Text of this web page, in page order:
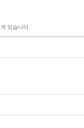
있습니다